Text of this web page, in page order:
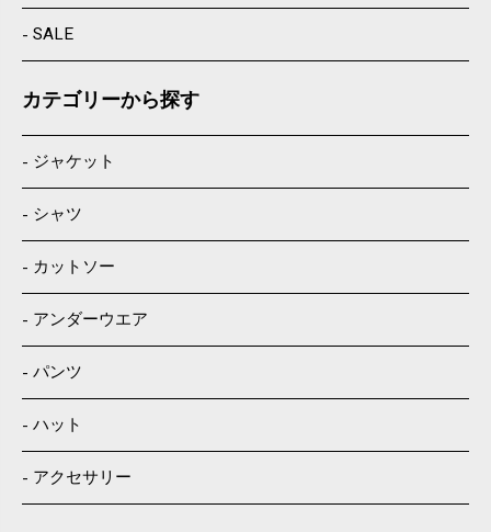
SALE
カテゴリーから探す
ジャケット
シャツ
カットソー
アンダーウエア
パンツ
ハット
アクセサリー